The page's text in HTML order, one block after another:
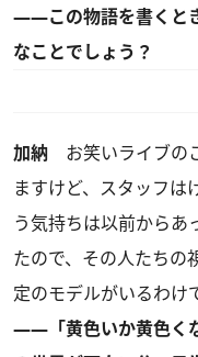
――この物語を書くと
なことでしょう？
加納 お笑いライブの
ますけど、スタッフは
う気持ちは以前からあ
たので、その人たちの
定のモデルがいるわけ
――「黄色いか黄色く